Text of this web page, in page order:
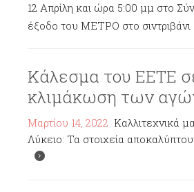
12 Απρίλη και ώρα 5:00 μμ στο
έξοδο του ΜΕΤΡΟ στο σιντριβάνι
Κάλεσμα του ΕΕΤΕ
κλιμάκωση των
Μαρτίου 14, 2022 Καλλιτεχνικά
Λύκειο: Τα στοιχεία